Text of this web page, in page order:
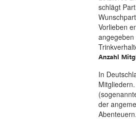
schlägt
Vorlieben
Anzahl
In
der